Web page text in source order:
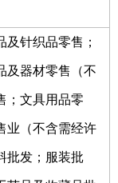
针织品零售；
及器材零售（不
；文具用品零
业（不含需经许
批发；服装批